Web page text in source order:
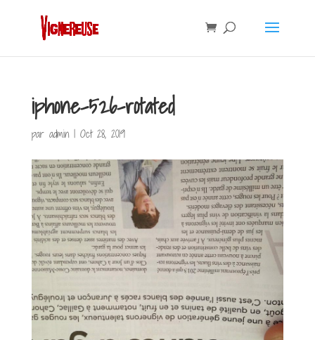
iphone-526-rotated
par admin| Oct 28, 2019